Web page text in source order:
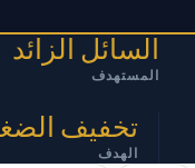
السائل الزائد
المستهدف
تخفيف
الهدف